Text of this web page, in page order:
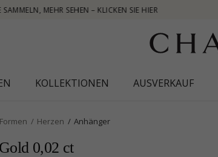
KOLLEKTIONEN AUSVERKAUF
Formen Herzen Anhänger
0,02 ct